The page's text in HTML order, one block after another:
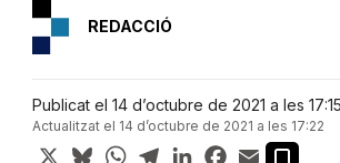
REDACCIÓ
Publicat el 14 d’octubre de 2021 a les 17:15
Actualitzat el 14 d’octubre de 2021 a les 17:22
X BlueskyWhatsApp
TelegramLinkedInFacebook
Email